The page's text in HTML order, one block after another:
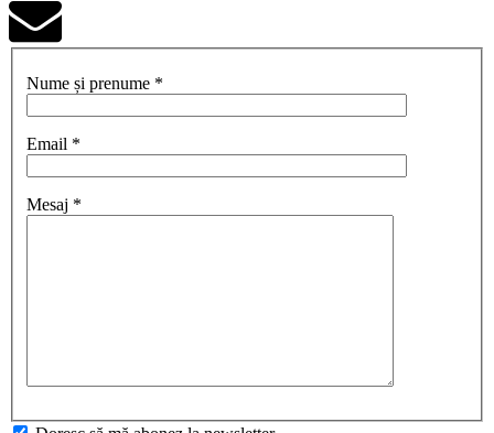
Nume și prenume *
Email *
Mesaj *